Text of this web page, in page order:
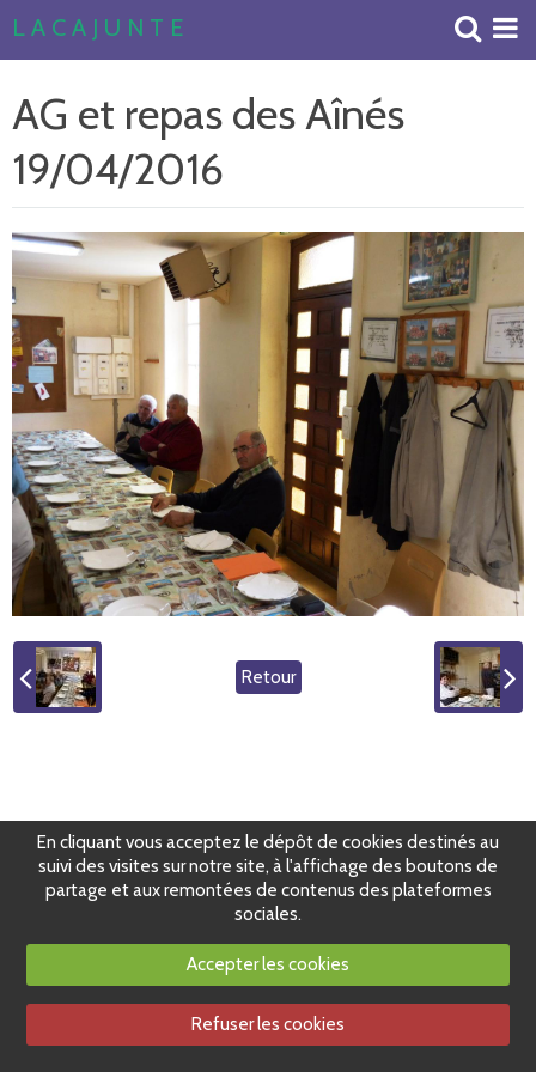
L A C A J U N T E
Accueil
Album Photos
AG et repas des Aînés
19/04/2016
Retour
En cliquant vous acceptez le dépôt de cookies destinés au
suivi des visites sur notre site, à l'affichage des boutons de
partage et aux remontées de contenus des plateformes
sociales.
Accepter les cookies
Refuser les cookies